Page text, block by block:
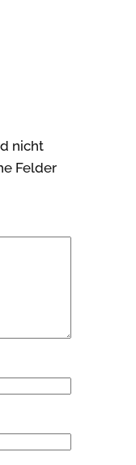
nicht
Felder